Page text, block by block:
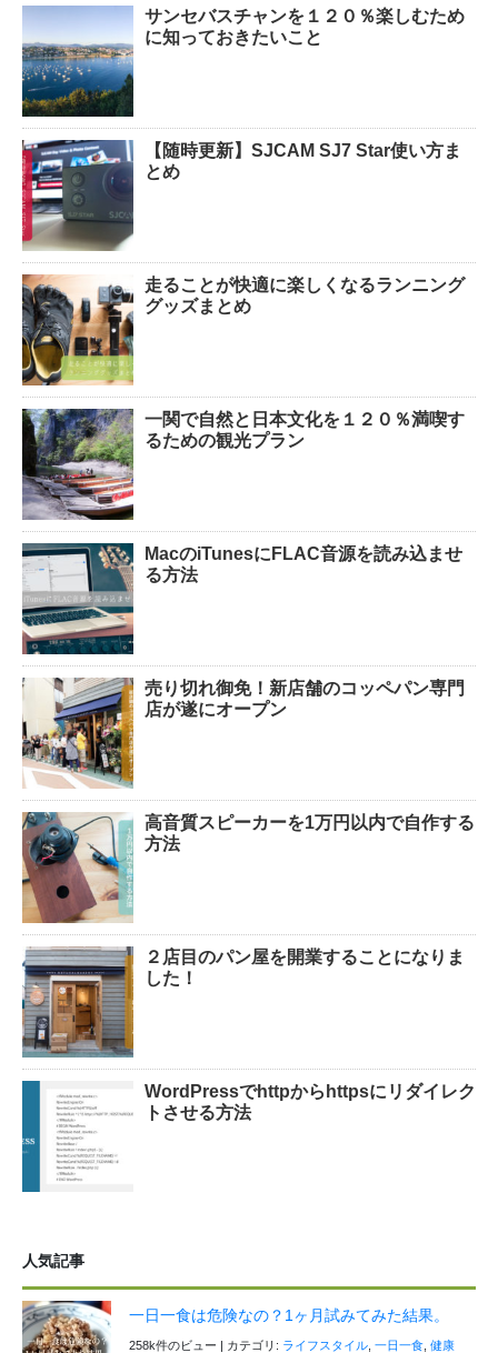
サンセバスチャンを１２０％楽しむため
に知っておきたいこと
【随時更新】SJCAM SJ7 Star使い方ま
とめ
走ることが快適に楽しくなるランニング
グッズまとめ
一関で自然と日本文化を１２０％満喫す
るための観光プラン
MacのiTunesにFLAC音源を読み込ませ
る方法
売り切れ御免！新店舗のコッペパン専門
店が遂にオープン
高音質スピーカーを1万円以内で自作する
方法
２店目のパン屋を開業することになりま
した！
WordPressでhttpからhttpsにリダイレク
トさせる方法
人気記事
一日一食は危険なの？1ヶ月試みてみた結果。
258k件のビュー | カテゴリ: ライフスタイル 一日一食 健康